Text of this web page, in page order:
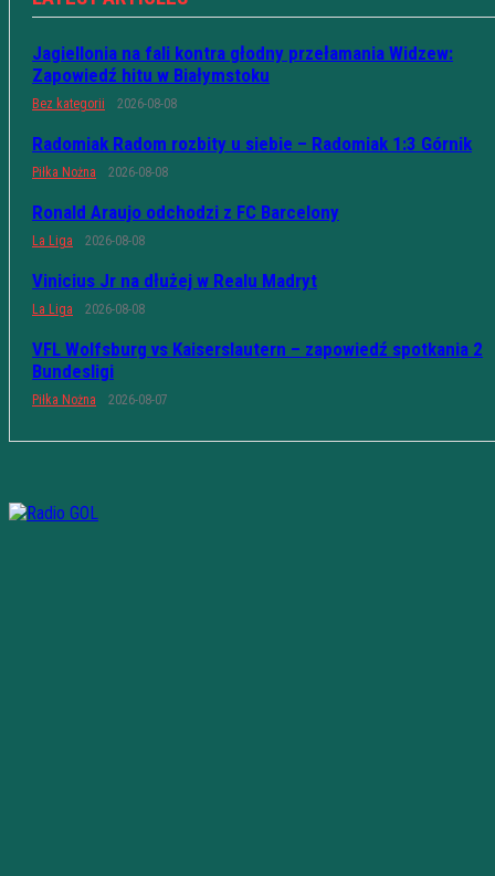
Jagiellonia na fali kontra głodny przełamania Widzew:
Zapowiedź hitu w Białymstoku
Bez kategorii 2026-08-08
Radomiak Radom rozbity u siebie – Radomiak 1:3 Górnik
Piłka Nożna 2026-08-08
Ronald Araujo odchodzi z FC Barcelony
La Liga 2026-08-08
Vinicius Jr na dłużej w Realu Madryt
La Liga 2026-08-08
VFL Wolfsburg vs Kaiserslautern – zapowiedź spotkania 2
Bundesligi
Piłka Nożna 2026-08-07